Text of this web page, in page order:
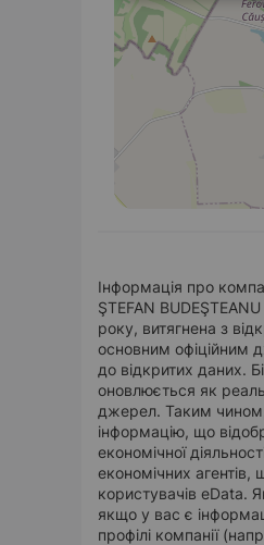
Інформація про
ŞTEFAN
року, витягнена з
основним офіційним
до відкритих даних.
оновлюється як
джерел. Таким
інформацію, що
економічної
економічних агентів,
користувачів eData.
якщо у вас є
профілі компанії